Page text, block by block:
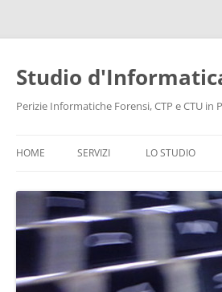
Vai
contenuto
Studio
Perizie Informatiche Forensi, CTP e CTU in
HOME SERVIZI
CONSULENZA INFORMATICA
PROTEZIONE DATI E PRIVACY
LO STUDIO